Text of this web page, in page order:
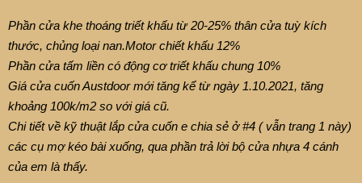
Phần cửa khe thoáng triết khấu từ 20-25% thân cửa tuỳ kích
thước, chủng loại nan.Motor chiết khấu 12%
Phần cửa tấm liền có động cơ triết khấu chung 10%
Giá cửa cuốn Austdoor mới tăng kể từ ngày 1.10.2021, tăng
khoảng 100k/m2 so với giá cũ.
Chi tiết về kỹ thuật lắp cửa cuốn e chia sẻ ở #4 ( vẫn trang 1 này)
các cụ mợ kéo bài xuống, qua phần trả lời bộ cửa nhựa 4 cánh
của em là thấy.